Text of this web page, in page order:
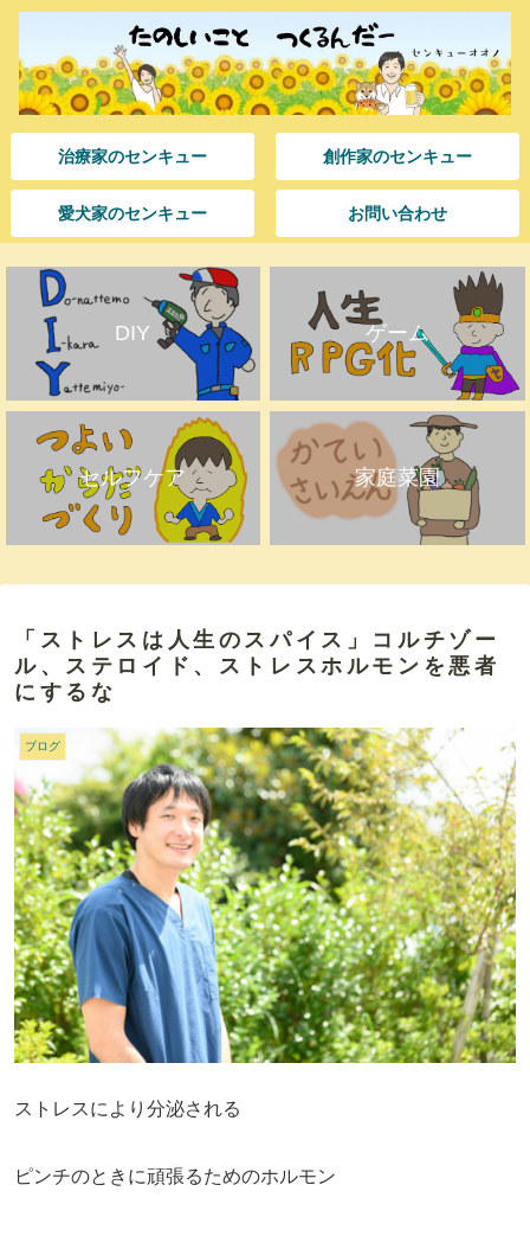
治療家のセンキュー 創作家のセンキュー
愛犬家のセンキュー お問い合わせ
DIY ゲーム
セルフケア 家庭菜園
「ストレスは人生のスパイス」コルチゾー
ル、ステロイド、ストレスホルモンを悪者
にするな
ブログ
ストレスにより分泌される
ピンチのときに頑張るためのホルモン